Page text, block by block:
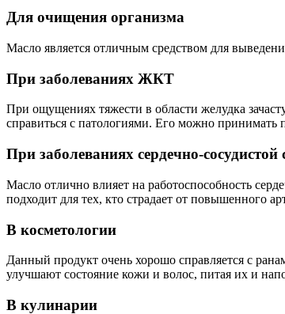
Для очищения организма
Масло является отличным средством для
При заболеваниях ЖКТ
При ощущениях тяжести в области желудка
справиться с патологиями. Его можно принимать
При заболеваниях сердечно-сосудистой
Масло отлично влияет на работоспособность
подходит для тех, кто страдает от повышенного
В косметологии
Данный продукт очень хорошо справляется с
улучшают состояние кожи и волос, питая их и
В кулинарии